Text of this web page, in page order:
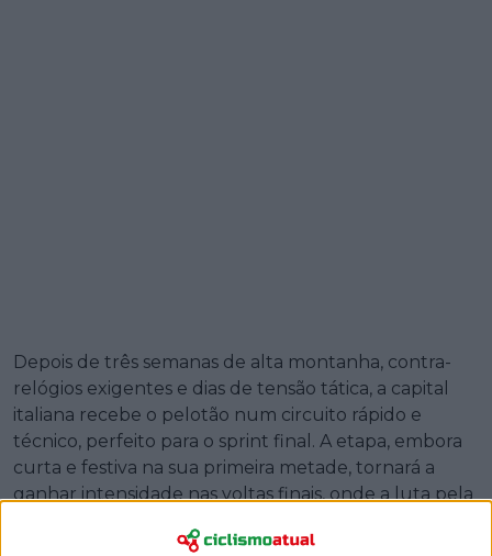
Depois de três semanas de alta montanha, contra-
relógios exigentes e dias de tensão tática, a capital
italiana recebe o pelotão num circuito rápido e
técnico, perfeito para o sprint final. A etapa, embora
curta e festiva na sua primeira metade, tornará a
ganhar intensidade nas voltas finais, onde a luta pela